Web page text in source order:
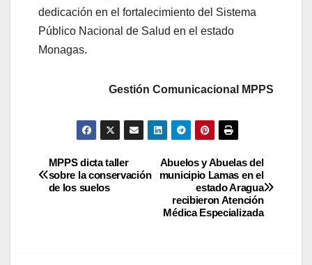
dedicación en el fortalecimiento del Sistema
Público Nacional de Salud en el estado
Monagas.
Gestión Comunicacional MPPS
Abuelos y Abuelas del
municipio Lamas en el
estado Aragua
recibieron Atención
Médica Especializada
MPPS dicta taller
sobre la conservación
de los suelos